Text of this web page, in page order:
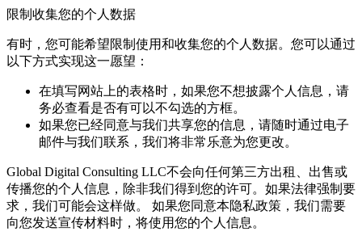
限制收集您的个人数据
有时，您可能希望限制使用和收集您的个人数据。您可以通过
以下方式实现这一愿望：
在填写网站上的表格时，如果您不想披露个人信息，请
务必查看是否有可以不勾选的方框。
如果您已经同意与我们共享您的信息，请随时通过电子
邮件与我们联系，我们将非常乐意为您更改。
Global Digital Consulting LLC不会向任何第三方出租、出售或
传播您的个人信息，除非我们得到您的许可。如果法律强制要
求，我们可能会这样做。 如果您同意本隐私政策，我们需要
向您发送宣传材料时，将使用您的个人信息。